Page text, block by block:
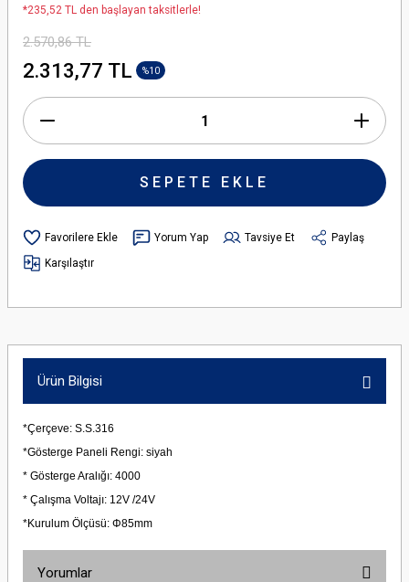
*235,52 TL den başlayan taksitlerle!
2.570,86 TL
2.313,77 TL %10
SEPETE EKLE
Yorum Yap Tavsiye Et
Paylaş
Karşılaştır
Ürün Bilgisi
*Çerçeve: S.S.316
*Gösterge Paneli Rengi: siyah
* Gösterge Aralığı: 4000
* Çalışma Voltajı: 12V /24V
*Kurulum Ölçüsü: Φ85mm
Yorumlar